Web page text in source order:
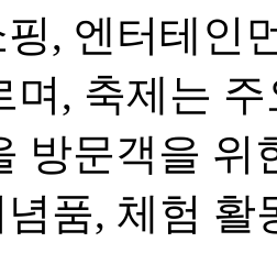
, 엔터테인
며, 축제는
방문객을 위
념품, 체험